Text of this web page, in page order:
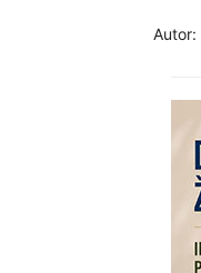
Autor: